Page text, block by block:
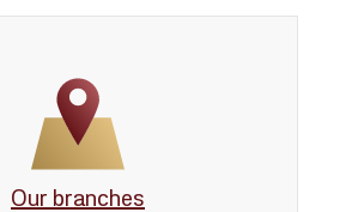
Our branches